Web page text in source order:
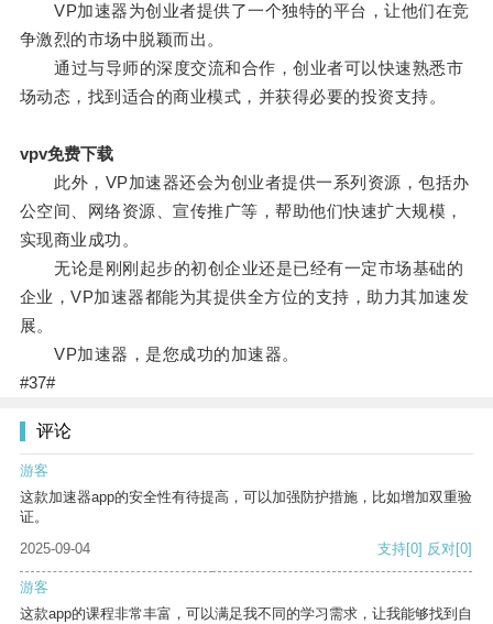
VP加速器为创业者提供了一个独特的平台，让他们在竞
争激烈的市场中脱颖而出。
通过与导师的深度交流和合作，创业者可以快速熟悉市
场动态，找到适合的商业模式，并获得必要的投资支持。
vpv免费下载
此外，VP加速器还会为创业者提供一系列资源，包括办
公空间、网络资源、宣传推广等，帮助他们快速扩大规模，
实现商业成功。
无论是刚刚起步的初创企业还是已经有一定市场基础的
企业，VP加速器都能为其提供全方位的支持，助力其加速发
展。
VP加速器，是您成功的加速器。
#37#
评论
游客
这款加速器app的安全性有待提高，可以加强防护措施，比如增加双重验
证。
2025-09-04
支持[0] 反对[0]
游客
这款app的课程非常丰富，可以满足我不同的学习需求，让我能够找到自